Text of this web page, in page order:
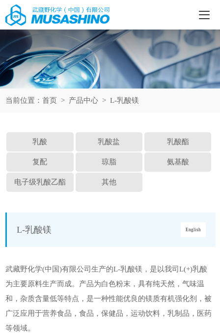
当前位置：首页 > 产品中心 > L-乳酸镁
乳酸 乳酸盐 乳酸酯
复配 琼脂 氨基酸
电子级乳酸乙酯 其他
L-乳酸镁 English
武藏野化学(中国)有限公司生产的L-乳酸镁，是以我司L(+)乳酸
为主要原料生产而成。产品为白色粉末，具有纯天然，气味温
和，杂质含量低等特点，是一种性能优良的镁质有机强化剂，被
广泛应用于营养食品，食品，保健品，运动饮料，乳制品，医药
等领域。